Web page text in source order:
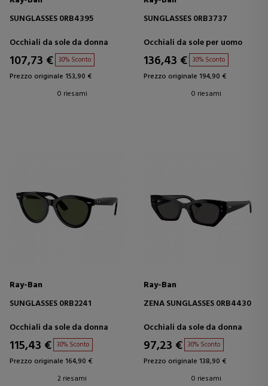
SUNGLASSES 0RB4395
Occhiali da sole da donna
107,73 € 30% Sconto
Prezzo originale 153,90 €
0 riesami
SUNGLASSES 0RB3737
Occhiali da sole per uomo
136,43 € 30% Sconto
Prezzo originale 194,90 €
0 riesami
Ray-Ban
SUNGLASSES 0RB2241
Occhiali da sole da donna
115,43 € 30% Sconto
Prezzo originale 164,90 €
2 riesami
Ray-Ban
ZENA SUNGLASSES 0RB4430
Occhiali da sole da donna
97,23 € 30% Sconto
Prezzo originale 138,90 €
0 riesami